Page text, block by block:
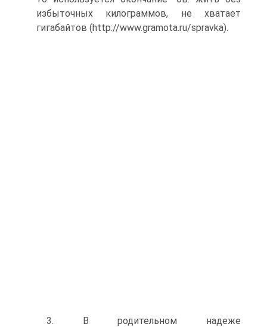
избыточных килограммов, не хватает
гигабайтов (http://www.gramota.ru/spravka).
3. В родительном надеже